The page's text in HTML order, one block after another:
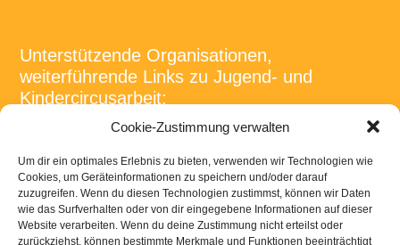
Cookie-Zustimmung verwalten
Um dir ein optimales Erlebnis zu bieten, verwenden wir Technologien wie
Cookies, um Geräteinformationen zu speichern und/oder darauf
zuzugreifen. Wenn du diesen Technologien zustimmst, können wir Daten
wie das Surfverhalten oder von dir eingegebene Informationen auf dieser
Website verarbeiten. Wenn du deine Zustimmung nicht erteilst oder
zurückziehst, können bestimmte Merkmale und Funktionen beeinträchtigt
Unterstützende Organisationen,
weiterführende Links zu Jugend- und
Kindercircusarbeit:
Onlineportal rund um die Jugendleiter/ -in Card